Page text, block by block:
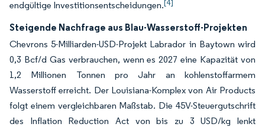
endgültige Investitionsentscheidungen.[4]
Steigende Nachfrage aus Blau-Wasserstoff-Projekten
Chevrons 5-Milliarden-USD-Projekt Labrador in Baytown wird
0,3 Bcf/d Gas verbrauchen, wenn es 2027 eine Kapazität von
1,2 Millionen Tonnen pro Jahr an kohlenstoffarmem
Wasserstoff erreicht. Der Louisiana-Komplex von Air Products
folgt einem vergleichbaren Maßstab. Die 45V-Steuergutschrift
des Inflation Reduction Act von bis zu 3 USD/kg lenkt